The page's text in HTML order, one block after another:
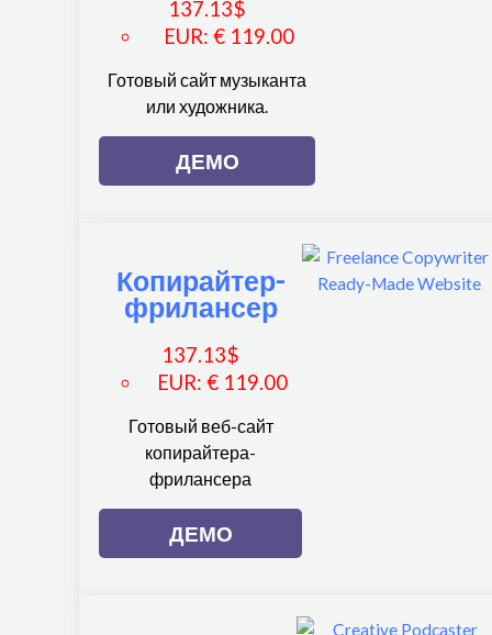
137.13$
EUR:€ 119.00
Готовый сайт музыканта
или художника.
ДЕМО
Копирайтер-
фрилансер
137.13$
EUR:€ 119.00
Готовый веб-сайт
копирайтера-
фрилансера
ДЕМО